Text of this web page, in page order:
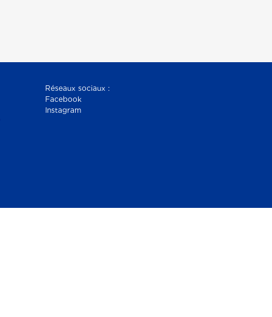
Réseaux sociaux :
Facebook
Instagram